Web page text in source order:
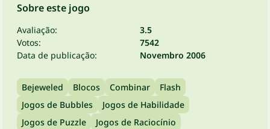
Sobre este jogo
Avaliação:
3.5
Votos:
7542
Data de publicação:
Novembro 2006
Bejeweled Blocos Combinar
Flash
Jogos de Bubbles
Jogos de Habilidade
Jogos de Puzzle
Jogos de Raciocínio